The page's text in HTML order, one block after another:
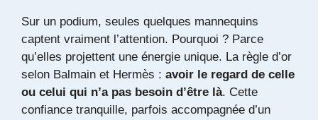
Sur un podium, seules quelques mannequins
captent vraiment l’attention. Pourquoi ? Parce
qu’elles projettent une énergie unique. La règle d’or
selon Balmain et Hermès : avoir le regard de celle
ou celui qui n’a pas besoin d’être là. Cette
confiance tranquille, parfois accompagnée d’un